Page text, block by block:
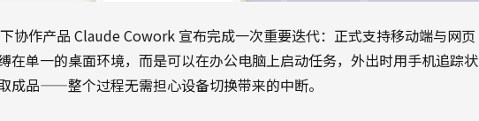
协作产品 Claude Cowork 宣布完成一次重要迭代：正式支持移动端与网页
在单一的桌面环境，而是可以在办公电脑上启动任务，外出时用手机追踪状
成品——整个过程无需担心设备切换带来的中断。